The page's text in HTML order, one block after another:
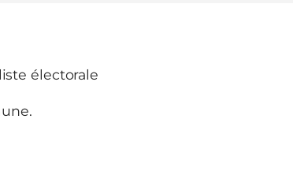
électorale